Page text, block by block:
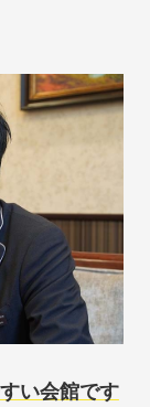
い会館です